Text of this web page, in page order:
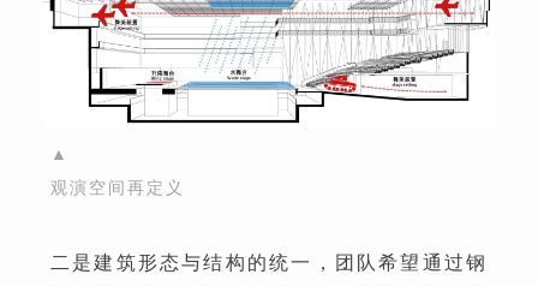
▲
观演空间再定义
二是建筑形态与结构的统一，团队希望通过钢